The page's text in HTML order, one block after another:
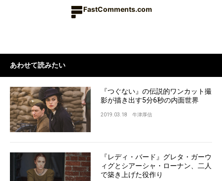
FastComments.com
あわせて読みたい
『つぐない』の伝説的ワンカット撮
影が描き出す5分6秒の内面世界
2019.03.18 牛津厚信
『レディ・バード』グレタ・ガーウ
ィグとシアーシャ・ローナン、二人
で築き上げた役作り